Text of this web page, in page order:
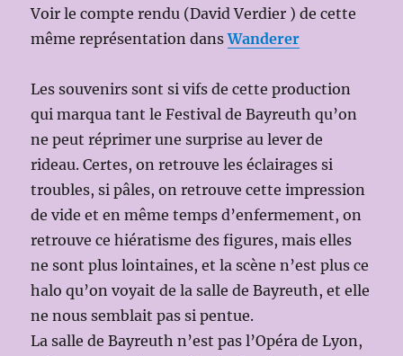
Voir le compte rendu (David Verdier ) de cette
même représentation dansWanderer
Les souvenirs sont si vifs de cette production
qui marqua tant le Festival de Bayreuth qu’on
ne peut réprimer une surprise au lever de
rideau. Certes, on retrouve les éclairages si
troubles, si pâles, on retrouve cette impression
de vide et en même temps d’enfermement, on
retrouve ce hiératisme des figures, mais elles
ne sont plus lointaines, et la scène n’est plus ce
halo qu’on voyait de la salle de Bayreuth, et elle
ne nous semblait pas si pentue.
La salle de Bayreuth n’est pas l’Opéra de Lyon,